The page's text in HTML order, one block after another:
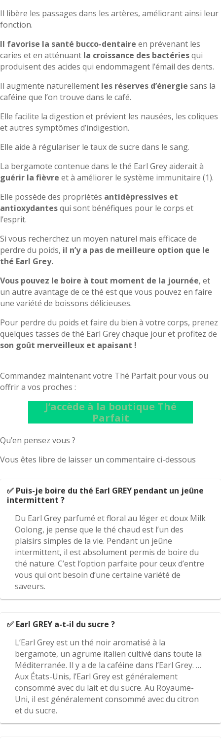
Il libère les passages dans les artères, améliorant ainsi leur
fonction.
Il favorise la santé bucco-dentaire en prévenant les
caries et en atténuant la croissance des bactériesqui
produisent des acides qui endommagent l’émail des dents.
Il augmente naturellement les réserves d’énergie sans la
caféine que l’on trouve dans le café.
Elle facilite la digestion et prévient les nausées, les coliques
et autres symptômes d’indigestion.
Elle aide à régulariser le taux de sucre dans le sang.
La bergamote contenue dans le thé Earl Grey aiderait à
guérir la fièvre et à améliorer le système immunitaire (1).
Elle possède des propriétés antidépressives et
antioxydantesqui sont bénéfiques pour le corps et
l’esprit.
Si vous recherchez un moyen naturel mais efficace de
perdre du poids, il n’y a pas de meilleure option que le
thé Earl Grey.
Vous pouvez le boire à tout moment de la journée, et
un autre avantage de ce thé est que vous pouvez en faire
une variété de boissons délicieuses.
Pour perdre du poids et faire du bien à votre corps, prenez
quelques tasses de thé Earl Grey chaque jour et profitez de
son goût merveilleux et apaisant !
Commandez maintenant votre Thé Parfait pour vous ou
offrir a vos proches :
J’accède à la boutique Thé
Parfait
Qu’en pensez vous ?
Vous êtes libre de laisser un commentaire ci-dessous
✅ Puis-je boire du thé Earl GREY pendant un jeûne
intermittent ?
Du Earl Grey parfumé et floral au léger et doux Milk
Oolong, je pense que le thé chaud est l’un des
plaisirs simples de la vie. Pendant un jeûne
intermittent, il est absolument permis de boire du
thé nature. C’est l’option parfaite pour ceux d’entre
vous qui ont besoin d’une certaine variété de
saveurs.
✅ Earl GREY a-t-il du sucre ?
L’Earl Grey est un thé noir aromatisé à la
bergamote, un agrume italien cultivé dans toute la
Méditerranée. Il y a de la caféine dans l’Earl Grey. …
Aux États-Unis, l’Earl Grey est généralement
consommé avec du lait et du sucre. Au Royaume-
Uni, il est généralement consommé avec du citron
et du sucre.